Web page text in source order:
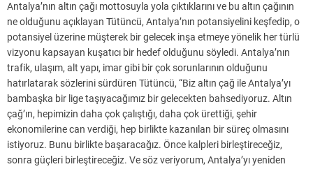
Antalya’nın altın çağı mottosuyla yola çıktıklarını ve bu altın çağının
ne olduğunu açıklayan Tütüncü, Antalya’nın potansiyelini keşfedip, o
potansiyel üzerine müşterek bir gelecek inşa etmeye yönelik her türlü
vizyonu kapsayan kuşatıcı bir hedef olduğunu söyledi. Antalya’nın
trafik, ulaşım, alt yapı, imar gibi bir çok sorunlarının olduğunu
hatırlatarak sözlerini sürdüren Tütüncü, “Biz altın çağ ile Antalya’yı
bambaşka bir lige taşıyacağımız bir gelecekten bahsediyoruz. Altın
çağ’ın, hepimizin daha çok çalıştığı, daha çok ürettiği, şehir
ekonomilerine can verdiği, hep birlikte kazanılan bir süreç olmasını
istiyoruz. Bunu birlikte başaracağız. Önce kalpleri birleştireceğiz,
sonra güçleri birleştireceğiz. Ve söz veriyorum, Antalya’yı yeniden